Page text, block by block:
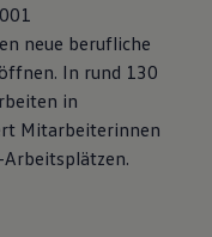
neue berufliche
In rund 130
in
Mitarbeiterinnen